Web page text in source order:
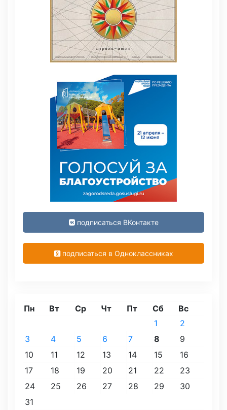
подписаться ВКонтакте
подписаться в Одноклассниках
Пн Вт Ср Чт Пт Сб
Вс
1
2
3
4 5 6 7 8
9
10
11 12 13 14 15
16
17
18 19 20 21 22
23
24
25 26 27 28 29
30
31